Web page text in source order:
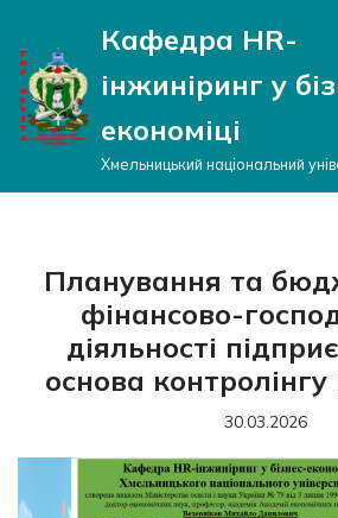
Перейти
до
вмісту
Кафедра HR-
інжиніринг у
економіці
Хмельницький національний
Планування та
фінансово-
діяльності
основа
30.03.2026